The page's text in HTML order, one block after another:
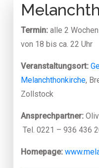
Termin: alle 2
von 18 bis ca. 22 Uhr
Veranstaltungsort:
Melanchthonkirche,
Zollstock
Ansprechpartner:
Tel. 0221 – 936 436
Homepage: